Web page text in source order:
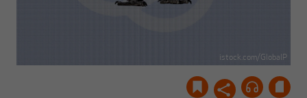
istock.com/GlobalP